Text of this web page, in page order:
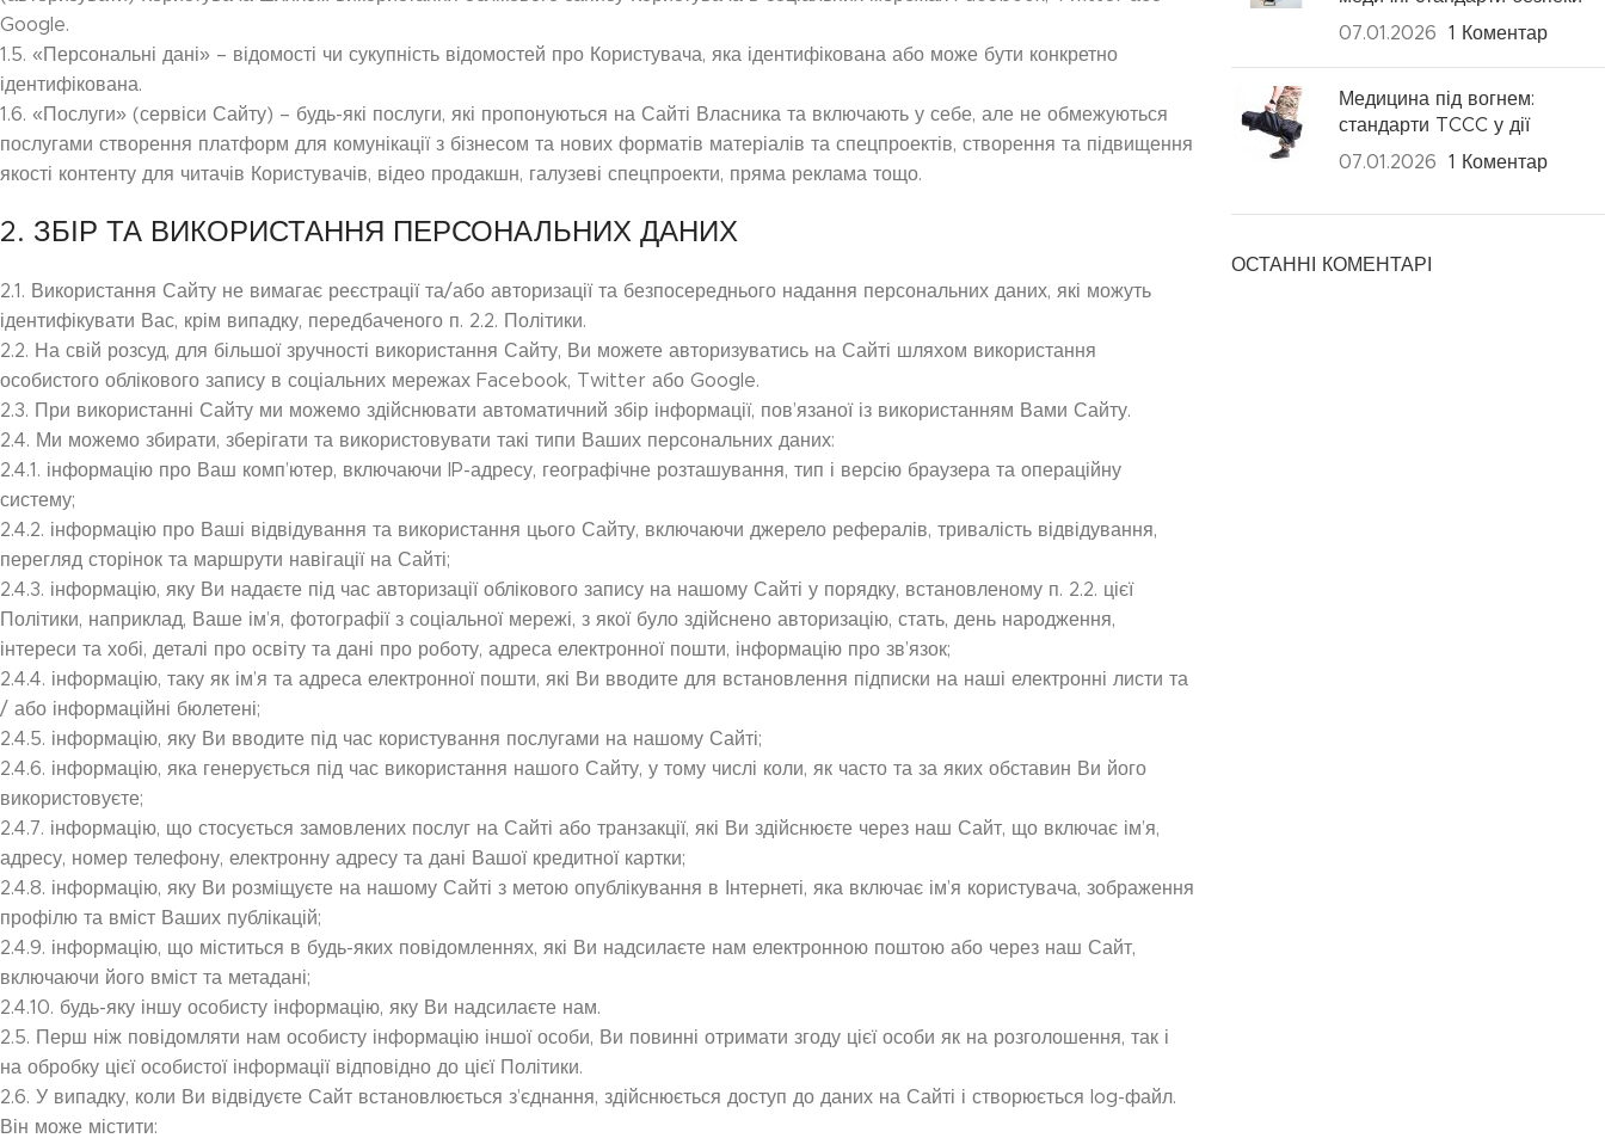
Google.
1.5. «Персональні дані» – відомості чи сукупність відомостей про Користувача, яка ідентифікована або може бути конкретно
ідентифікована.
1.6. «Послуги» (сервіси Сайту) – будь-які послуги, які пропонуються на Сайті Власника та включають у себе, але не обмежуються
послугами створення платформ для комунікації з бізнесом та нових форматів матеріалів та спецпроектів, створення та підвищення
якості контенту для читачів Користувачів, відео продакшн, галузеві спецпроекти, пряма реклама тощо.
2. ЗБІР ТА ВИКОРИСТАННЯ ПЕРСОНАЛЬНИХ ДАНИХ
2.1. Використання Сайту не вимагає реєстрації та/або авторизації та безпосереднього надання персональних даних, які можуть
ідентифікувати Вас, крім випадку, передбаченого п. 2.2. Політики.
2.2. На свій розсуд, для більшої зручності використання Сайту, Ви можете авторизуватись на Сайті шляхом використання
особистого облікового запису в соціальних мережах Facebook, Twitter або Google.
2.3. При використанні Сайту ми можемо здійснювати автоматичний збір інформації, пов’язаної із використанням Вами Сайту.
2.4. Ми можемо збирати, зберігати та використовувати такі типи Ваших персональних даних:
2.4.1. інформацію про Ваш комп’ютер, включаючи IP-адресу, географічне розташування, тип і версію браузера та операційну
систему;
2.4.2. інформацію про Ваші відвідування та використання цього Сайту, включаючи джерело рефералів, тривалість відвідування,
перегляд сторінок та маршрути навігації на Сайті;
2.4.3. інформацію, яку Ви надаєте під час авторизації облікового запису на нашому Сайті у порядку, встановленому п. 2.2. цієї
Політики, наприклад, Ваше ім’я, фотографії з соціальної мережі, з якої було здійснено авторизацію, стать, день народження,
інтереси та хобі, деталі про освіту та дані про роботу, адреса електронної пошти, інформацію про зв’язок;
2.4.4. інформацію, таку як ім’я та адреса електронної пошти, які Ви вводите для встановлення підписки на наші електронні листи та
/ або інформаційні бюлетені;
2.4.5. інформацію, яку Ви вводите під час користування послугами на нашому Сайті;
2.4.6. інформацію, яка генерується під час використання нашого Сайту, у тому числі коли, як часто та за яких обставин Ви його
використовуєте;
2.4.7. інформацію, що стосується замовлених послуг на Сайті або транзакції, які Ви здійснюєте через наш Сайт, що включає ім’я,
адресу, номер телефону, електронну адресу та дані Вашої кредитної картки;
2.4.8. інформацію, яку Ви розміщуєте на нашому Сайті з метою опублікування в Інтернеті, яка включає ім’я користувача, зображення
профілю та вміст Ваших публікацій;
2.4.9. інформацію, що міститься в будь-яких повідомленнях, які Ви надсилаєте нам електронною поштою або через наш Сайт,
включаючи його вміст та метадані;
2.4.10. будь-яку іншу особисту інформацію, яку Ви надсилаєте нам.
2.5. Перш ніж повідомляти нам особисту інформацію іншої особи, Ви повинні отримати згоду цієї особи як на розголошення, так і
на обробку цієї особистої інформації відповідно до цієї Політики.
2.6. У випадку, коли Ви відвідуєте Сайт встановлюється з’єднання, здійснюється доступ до даних на Сайті і створюється log-файл.
Він може містити:
07.01.2026
1 Коментар
Медицина під вогнем:
стандарти TCCC у дії
07.01.2026
1 Коментар
ОСТАННІ КОМЕНТАРІ